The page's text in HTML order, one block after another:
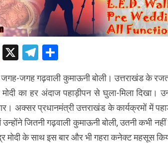
X Telegram
Share
जगह-जगह गढ़वाली कुमाऊनी बोली। उत्तराखंड के
मोदी का हर अंदाज पहाड़ीपन से घुला-मिला दिखा।
अक्सर प्रधानमंत्री उत्तराखंड के कार्यक्रमों में
जितनी गढ़वाली कुमाऊनी बोली, उतनी कभी नहीं
मोदी के साथ इस बार और भी गहरा कनेक्ट महसूस